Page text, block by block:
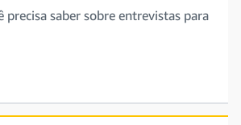
precisa saber sobre entrevistas para